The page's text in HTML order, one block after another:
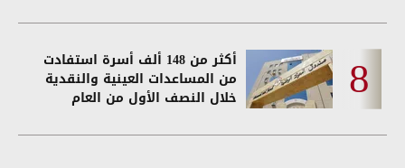
أكثر من 148 ألف أسرة استفادت
من المساعدات العينية والنقدية
خلال النصف الأول من العام